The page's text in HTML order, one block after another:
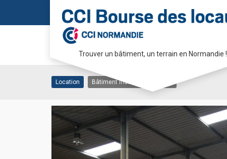
Trouver un bâtiment, un terrain en Normandie !
Local – Honfleur
14600 HONFLEUR - VASOUY
Location Bâtiment industriel/artisanal